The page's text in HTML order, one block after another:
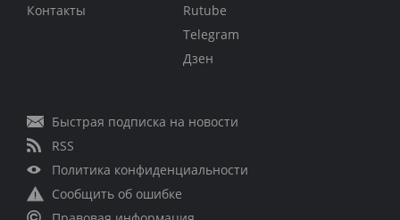
Контакты
Rutube
Telegram
Дзен
Быстрая подписка на новости
RSS
Политика конфиденциальности
Сообщить об ошибке